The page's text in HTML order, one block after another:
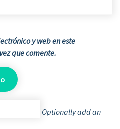
y web en este
que comente.
Optionally add an